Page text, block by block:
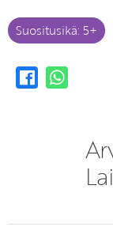
Suositusikä: 5+